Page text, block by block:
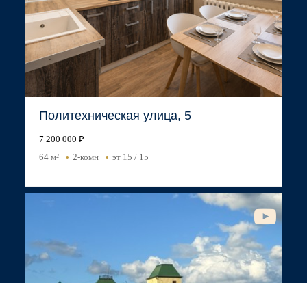
Политехническая улица, 5
7 200 000 ₽
64 м²
2-комн эт 15 / 15